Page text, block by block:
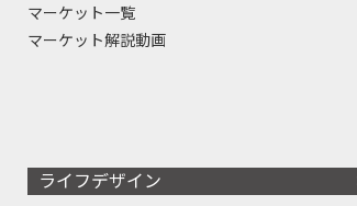
マーケット一覧
マーケット解説動画
ライフデザイン